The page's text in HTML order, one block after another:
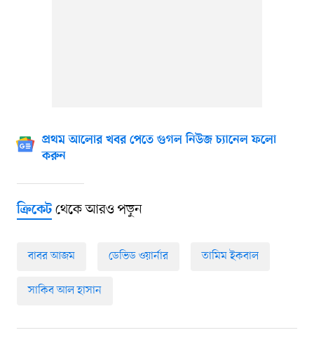
প্রথম আলোর খবর পেতে গুগল নিউজ চ্যানেল ফলো
করুন
ক্রিকেটথেকে আরও পড়ুন
বাবর আজম ডেভিড ওয়ার্নার তামিম ইকবাল
সাকিব আল হাসান